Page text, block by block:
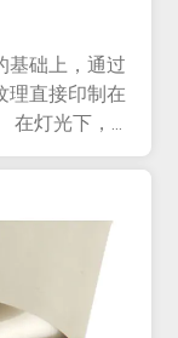
基础上，通过
理直接印制在
在灯光下，凹